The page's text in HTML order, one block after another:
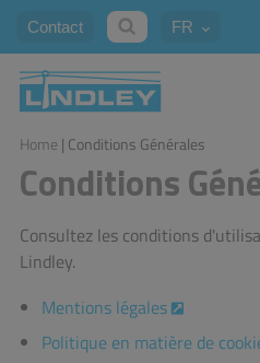
Contact FR
Home | Conditions Générales
Conditions
Consultez les conditions
Lindley.
Mentions légales
Politique en matière de